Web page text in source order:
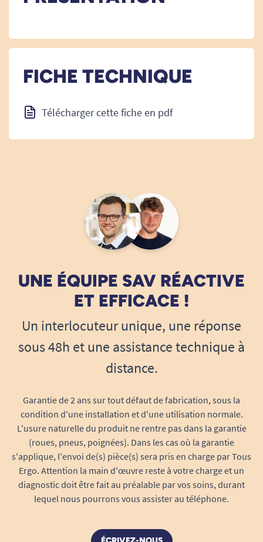
FICHE TECHNIQUE
Télécharger cette fiche en pdf
UNE ÉQUIPE SAV RÉACTIVE
ET EFFICACE !
Un interlocuteur unique, une réponse
sous 48h et une assistance technique à
distance.
Garantie de 2 ans sur tout défaut de fabrication, sous la
condition d'une installation et d'une utilisation normale.
L'usure naturelle du produit ne rentre pas dans la garantie
(roues, pneus, poignées). Dans les cas où la garantie
s'applique, l'envoi de(s) pièce(s) sera pris en charge par Tous
Ergo. Attention la main d'œuvre reste à votre charge et un
diagnostic doit être fait au préalable par vos soins, durant
lequel nous pourrons vous assister au téléphone.